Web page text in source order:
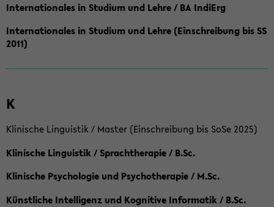
Internationales in Studium und Lehre / BA IndiErg
Internationales in Studium und Lehre (Einschreibung bis SS
2011)
K
Klinische Linguistik / Master (Einschreibung bis SoSe 2025)
Klinische Linguistik / Sprachtherapie / B.Sc.
Klinische Psychologie und Psychotherapie / M.Sc.
Künstliche Intelligenz und Kognitive Informatik / B.Sc.